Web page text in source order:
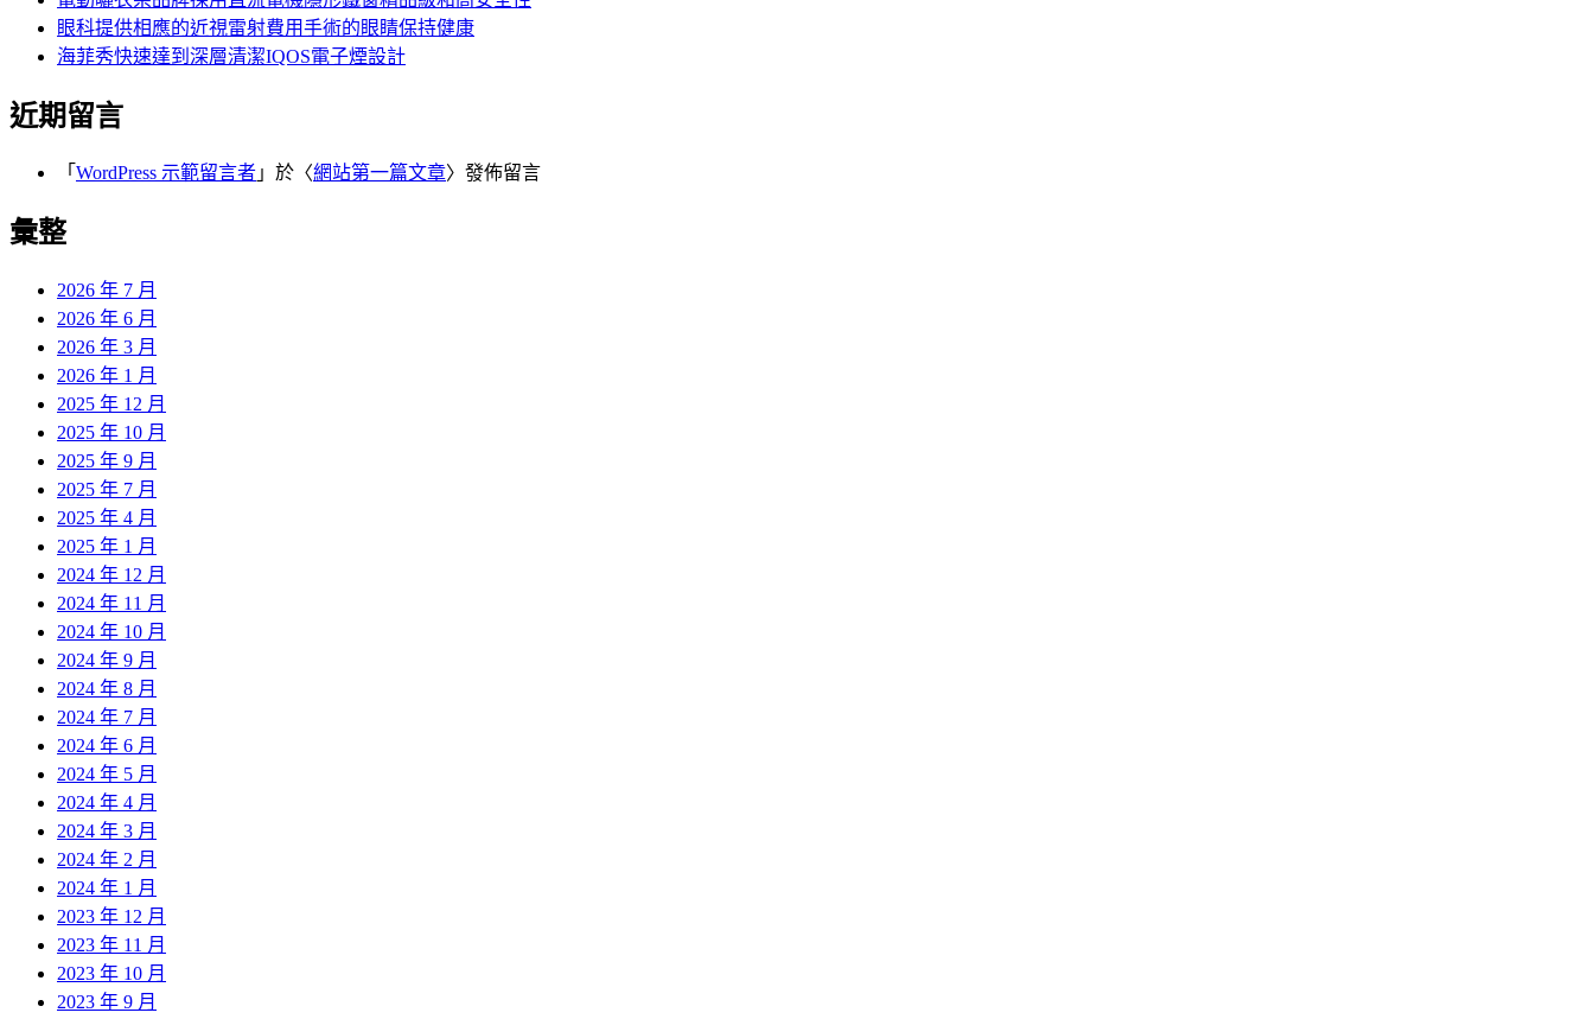
眼科提供相應的近視雷射費用手術的眼睛保持健康
海菲秀快速達到深層清潔IQOS電子煙設計
近期留言
「 WordPress 示範留言者 」於〈網站第一篇文章〉發佈留言
彙整
2026 年 7 月
2026 年 6 月
2026 年 3 月
2026 年 1 月
2025 年 12 月
2025 年 10 月
2025 年 9 月
2025 年 7 月
2025 年 4 月
2025 年 1 月
2024 年 12 月
2024 年 11 月
2024 年 10 月
2024 年 9 月
2024 年 8 月
2024 年 7 月
2024 年 6 月
2024 年 5 月
2024 年 4 月
2024 年 3 月
2024 年 2 月
2024 年 1 月
2023 年 12 月
2023 年 11 月
2023 年 10 月
2023 年 9 月